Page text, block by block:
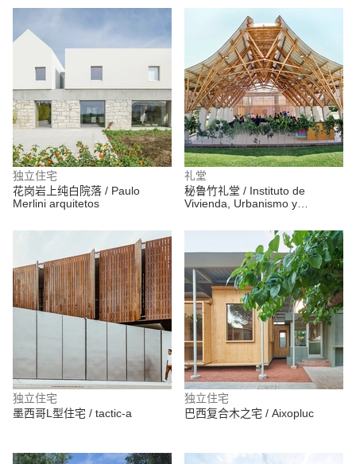
独立住宅
花岗岩上纯白院落 / Paulo
Merlini arquitetos
礼堂
秘鲁竹礼堂 / Instituto de
Vivienda, Urbanismo y
独立住宅
墨西哥L型住宅 / tactic-a
独立住宅
巴西复合木之宅 / Aixopluc